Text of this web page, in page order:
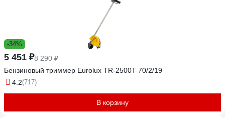
-34%
5 451 ₽8 290 ₽
Бензиновый триммер Eurolux TR-2500T 70/2/19
4.2(717)
В корзину